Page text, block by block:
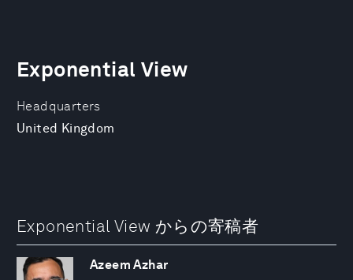
Headquarters
United Kingdom
Exponential View
Exponential View からの寄稿者
Azeem Azhar